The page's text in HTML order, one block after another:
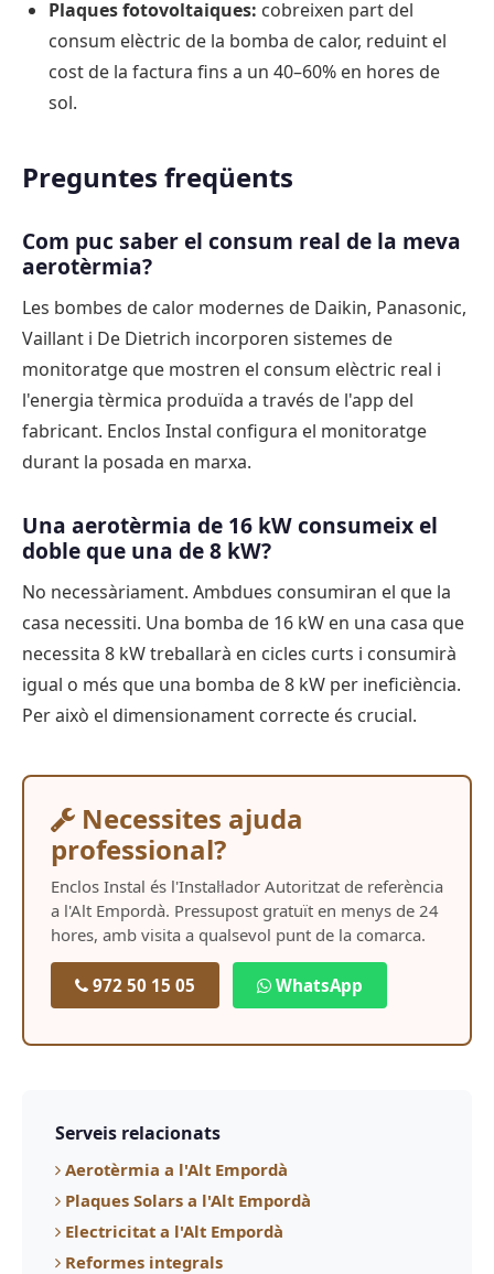
Plaques fotovoltaiques: cobreixen part del
consum elèctric de la bomba de calor, reduint el
cost de la factura fins a un 40–60% en hores de
sol.
Preguntes freqüents
Com puc saber el consum real de la meva
aerotèrmia?
Les bombes de calor modernes de Daikin, Panasonic,
Vaillant i De Dietrich incorporen sistemes de
monitoratge que mostren el consum elèctric real i
l'energia tèrmica produïda a través de l'app del
fabricant. Enclos Instal configura el monitoratge
durant la posada en marxa.
Una aerotèrmia de 16 kW consumeix el
doble que una de 8 kW?
No necessàriament. Ambdues consumiran el que la
casa necessiti. Una bomba de 16 kW en una casa que
necessita 8 kW treballarà en cicles curts i consumirà
igual o més que una bomba de 8 kW per ineficiència.
Per això el dimensionament correcte és crucial.
Necessites ajuda
professional?
Enclos Instal és l'Instal·lador Autoritzat de referència
a l'Alt Empordà. Pressupost gratuït en menys de 24
hores, amb visita a qualsevol punt de la comarca.
972 50 15 05 WhatsApp
Serveis relacionats
Aerotèrmia a l'Alt Empordà
Plaques Solars a l'Alt Empordà
Electricitat a l'Alt Empordà
Reformes integrals